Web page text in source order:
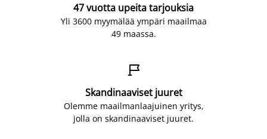
47 vuotta upeita tarjouksia
Yli 3600 myymälää ympäri maailmaa
49 maassa.

Skandinaaviset juuret
Olemme maailmanlaajuinen yritys,
jolla on skandinaaviset juuret.